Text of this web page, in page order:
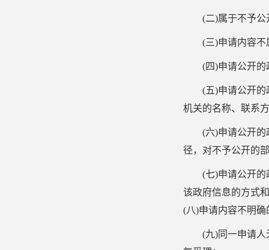
(二)属于不予
(三)申请内容
(四)申请公开
(五)申请公开
机关的名称、联系
(六)申请公开
径，对不予公开的
(七)申请公开
该政府信息的方式
(八)申请内容不明
(九)同一申请